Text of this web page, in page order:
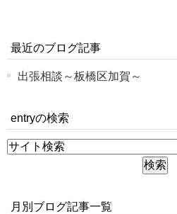
最近のブログ記事
出張相談～板橋区加賀～
entryの検索
月別ブログ記事一覧